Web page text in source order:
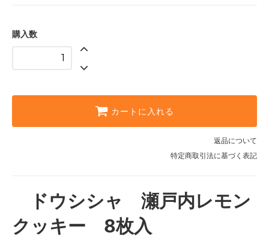
購入数
カートに入れる
返品について
特定商取引法に基づく表記
ドウシシャ 瀬戸内レモン
クッキー 8枚入